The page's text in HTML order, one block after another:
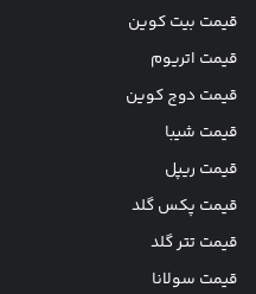
قیمت بیت کوین
قیمت اتریوم
قیمت دوج کوین
قیمت شیبا
قیمت ریپل
قیمت پکس گلد
قیمت تتر گلد
قیمت سولانا